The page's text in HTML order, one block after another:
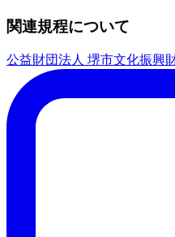
関連規程について
公益財団法人 堺市文化振